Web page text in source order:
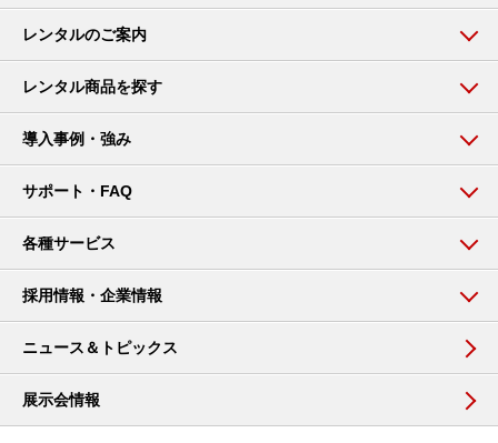
レンタルのご案内
レンタル商品を探す
導入事例・強み
サポート・FAQ
各種サービス
採用情報・企業情報
ニュース＆トピックス
展示会情報